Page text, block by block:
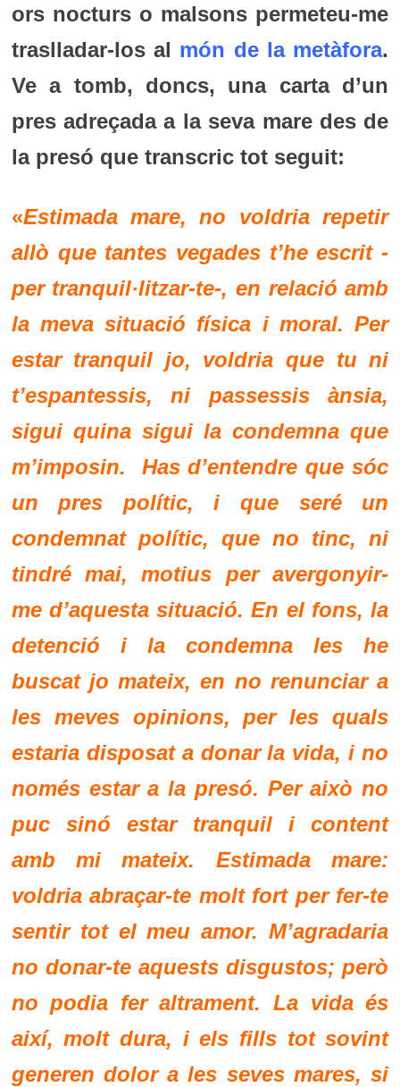
ors nocturs o malsons permeteu-me
traslladar-los al món de la metàfora.
Ve a tomb, doncs, una carta d’un
pres adreçada a la seva mare des de
la presó que transcric tot seguit:
«Estimada mare, no voldria repetir
allò que tantes vegades t’he escrit -
per tranquil·litzar-te-, en relació amb
la meva situació física i moral. Per
estar tranquil jo, voldria que tu ni
t’espantessis, ni passessis ànsia,
sigui quina sigui la condemna que
m’imposin. Has d’entendre que sóc
un pres polític, i que seré un
condemnat polític, que no tinc, ni
tindré mai, motius per avergonyir-
me d’aquesta situació. En el fons, la
detenció i la condemna les he
buscat jo mateix, en no renunciar a
les meves opinions, per les quals
estaria disposat a donar la vida, i no
només estar a la presó. Per això no
puc sinó estar tranquil i content
amb mi mateix. Estimada mare:
voldria abraçar-te molt fort per fer-te
sentir tot el meu amor. M’agradaria
no donar-te aquests disgustos; però
no podia fer altrament. La vida és
així, molt dura, i els fills tot sovint
generen dolor a les seves mares, si